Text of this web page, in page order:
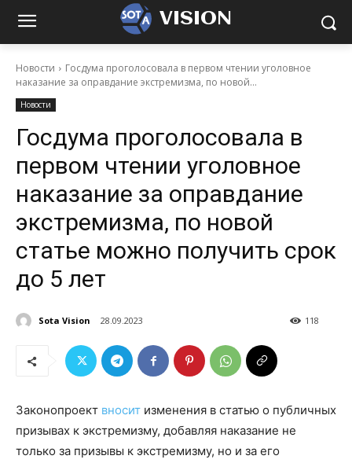
VISION
Новости
Госдума проголосовала в первом чтении уголовное
наказание за оправдание экстремизма, по новой...
Новости
Госдума проголосовала в
первом чтении уголовное
наказание за оправдание
экстремизма, по новой
статье можно получить срок
до 5 лет
Sota Vision 28.09.2023 118
Законопроект вносит изменения в статью о публичных
призывах к экстремизму, добавляя наказание не
только за призывы к экстремизму, но и за его